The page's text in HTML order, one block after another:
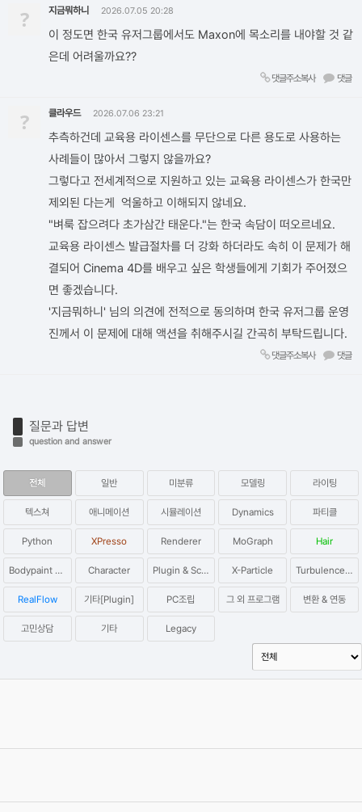
? 지금뭐하니 2026.07.05 20:28
이 정도면 한국 유저그룹에서도 Maxon에 목소리를 내야할 것 같
은데 어려울까요??
댓글주소복사 댓글
? 클라우드 2026.07.06 23:21
추측하건데 교육용 라이센스를 무단으로 다른 용도로 사용하는
사례들이 많아서 그렇지 않을까요?
그렇다고 전세계적으로 지원하고 있는 교육용 라이센스가 한국만
제외된 다는게 억울하고 이해되지 않네요.
"벼룩 잡으려다 초가삼간 태운다."는 한국 속담이 떠오르네요.
교육용 라이센스 발급절차를 더 강화 하더라도 속히 이 문제가 해
결되어 Cinema 4D를 배우고 싶은 학생들에게 기회가 주어졌으
면 좋겠습니다.
'지금뭐하니' 님의 의견에 전적으로 동의하며 한국 유저그룹 운영
진께서 이 문제에 대해 액션을 취해주시길 간곡히 부탁드립니다.
댓글주소복사 댓글
질문과 답변
question and answer
전체 일반 미분류 모델링 라이팅
텍스쳐 애니메이션 시뮬레이션 Dynamics 파티클
Python XPresso Renderer MoGraph Hair
Bodypaint 3D Character Plugin & Script X-Particle Turbulence FD
RealFlow 기타[Plugin] PC조립 그 외 프로그램 변환 & 연동
고민상담 기타 Legacy